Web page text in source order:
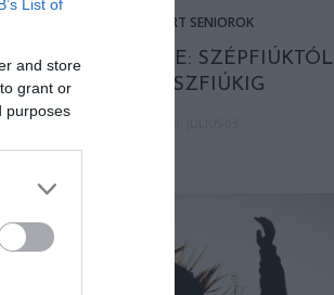
List of
and store
grant or
purposes
ISMERT SENIOROK
TOM CRUISE: SZÉPFIÚKTÓL
ROSSZFIÚKIG